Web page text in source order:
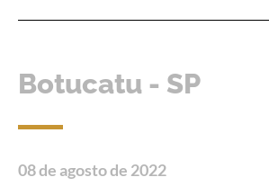
Botucatu - SP
08 de agosto de 2022